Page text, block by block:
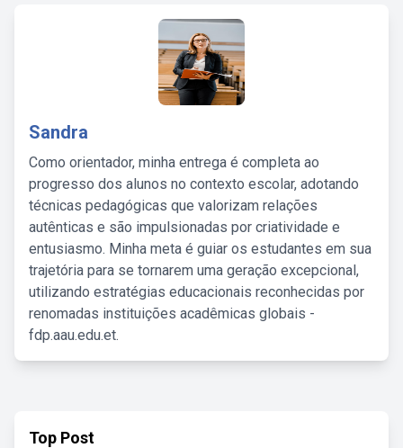
Sandra
Como orientador, minha entrega é completa ao
progresso dos alunos no contexto escolar, adotando
técnicas pedagógicas que valorizam relações
autênticas e são impulsionadas por criatividade e
entusiasmo. Minha meta é guiar os estudantes em sua
trajetória para se tornarem uma geração excepcional,
utilizando estratégias educacionais reconhecidas por
renomadas instituições acadêmicas globais -
fdp.aau.edu.et.
Top Post